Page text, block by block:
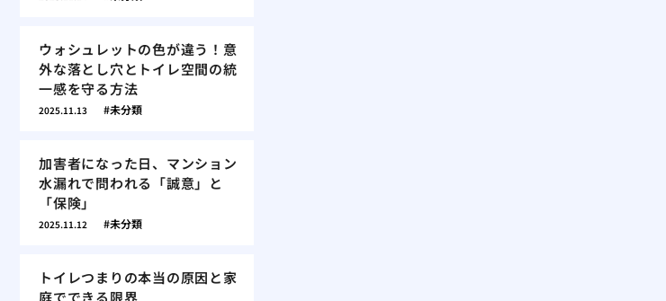
ウォシュレットの色が違う！意
外な落とし穴とトイレ空間の統
一感を守る方法
2025.11.13 未分類
加害者になった日、マンション
水漏れで問われる「誠意」と
「保険」
2025.11.12 未分類
トイレつまりの本当の原因と家
庭でできる限界